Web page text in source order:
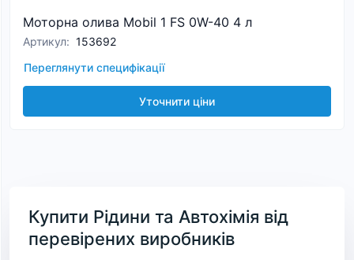
Моторна олива Mobil 1 FS 0W-40 4 л
Артикул: 153692
Переглянути специфікації
Уточнити ціни
Купити Рідини та Автохімія від
перевірених виробників